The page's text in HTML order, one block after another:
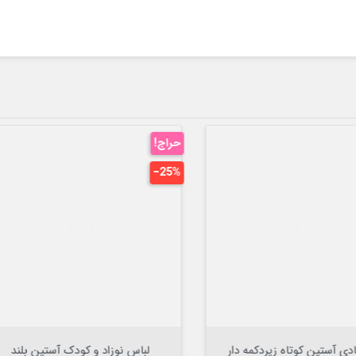
نوزاد و کودک آستین بلند
بادی نوزاد و بچه گانه نخی کرم